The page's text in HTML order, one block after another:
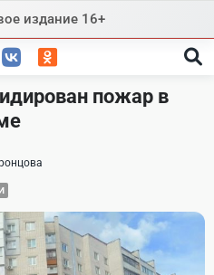
издание 16+
пожар в